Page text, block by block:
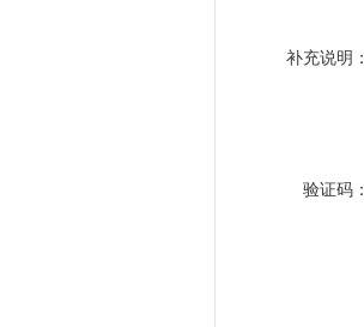
补充说明：
验证码：